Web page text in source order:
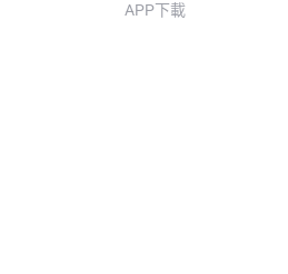
APP下載